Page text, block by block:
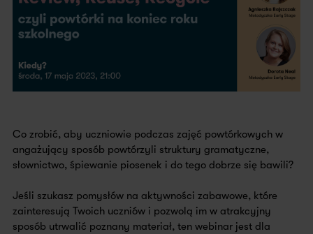
Co zrobić, aby uczniowie podczas zajęć powtórkowych w
angażujący sposób powtórzyli struktury gramatyczne,
słownictwo, śpiewanie piosenek i do tego dobrze się bawili?
Jeśli szukasz pomysłów na aktywności zabawowe, które
zainteresują Twoich uczniów i pozwolą im w atrakcyjny
sposób utrwalić poznany materiał, ten webinar jest dla